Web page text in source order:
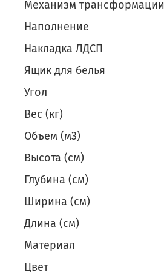
Механизм трансформации
Наполнение
Накладка ЛДСП
Ящик для белья
Угол
Вес (кг)
Объем (м3)
Высота (см)
Глубина (см)
Ширина (см)
Длина (см)
Материал
Цвет